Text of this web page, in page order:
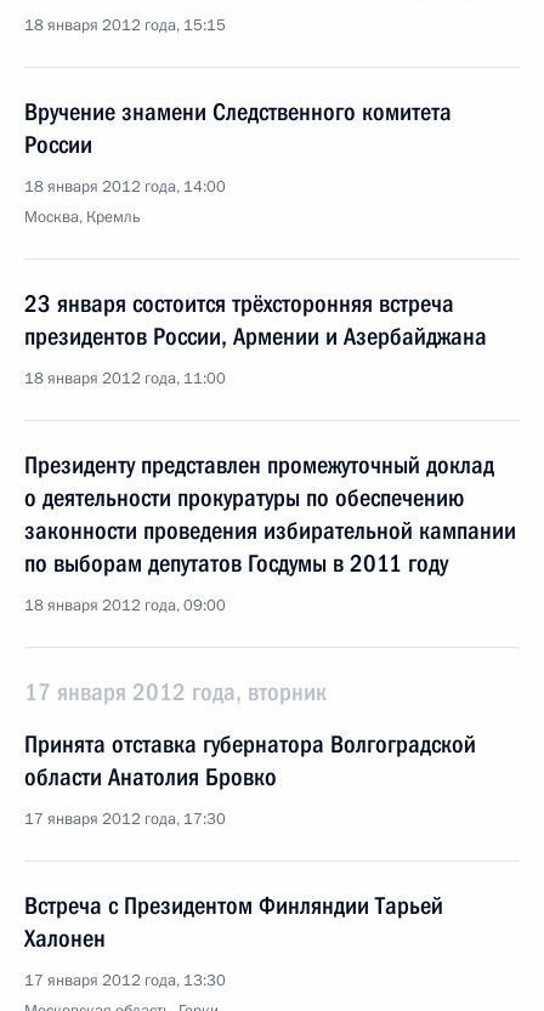
18 января 2012 года, 15:15
Вручение знамени Следственного комитета
России
18 января 2012 года, 14:00
Москва, Кремль
23 января состоится трёхсторонняя встреча
президентов России, Армении и Азербайджана
18 января 2012 года, 11:00
Президенту представлен промежуточный доклад
о деятельности прокуратуры по обеспечению
законности проведения избирательной кампании
по выборам депутатов Госдумы в 2011 году
18 января 2012 года, 09:00
17 января 2012 года, вторник
Принята отставка губернатора Волгоградской
области Анатолия Бровко
17 января 2012 года, 17:30
Встреча с Президентом Финляндии Тарьей
Халонен
17 января 2012 года, 13:30